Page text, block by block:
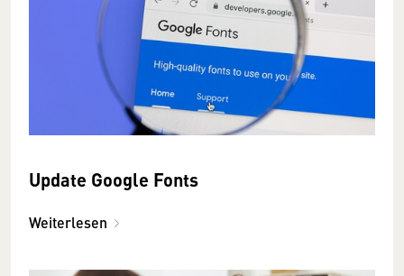
Update Google Fonts
Weiterlesen